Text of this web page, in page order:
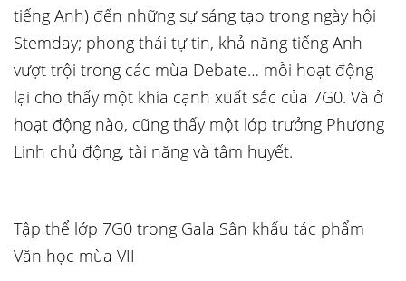
tiếng Anh) đến những sự sáng tạo trong ngày hội
Stemday; phong thái tự tin, khả năng tiếng Anh
vượt trội trong các mùa Debate… mỗi hoạt động
lại cho thấy một khía cạnh xuất sắc của 7G0. Và ở
hoạt động nào, cũng thấy một lớp trưởng Phương
Linh chủ động, tài năng và tâm huyết.
Tập thể lớp 7G0 trong Gala Sân khấu tác phẩm
Văn học mùa VII